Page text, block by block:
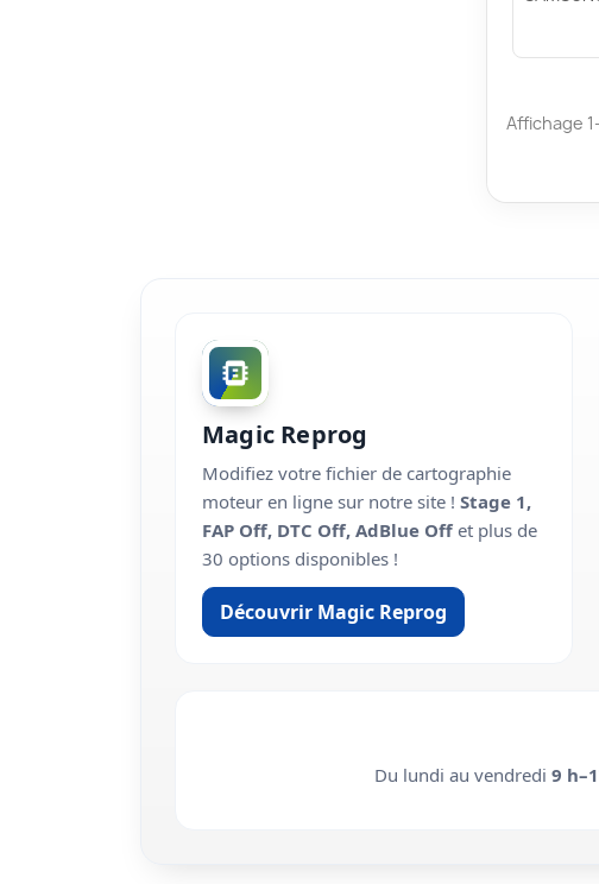
Affichage
Magic Reprog
Modifiez votre fichier de cartographie
moteur en ligne sur notre site ! Stage 1,
FAP Off, DTC Off, AdBlue Off et plus de
30 options disponibles !
Découvrir Magic Reprog
Du lundi au vendredi9